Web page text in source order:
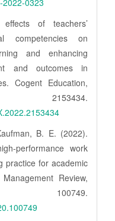
of teachers’
competencies on
and enhancing
and outcomes in
Cogent Education,
B. E. (2022).
performance work
practice for academic
Review,